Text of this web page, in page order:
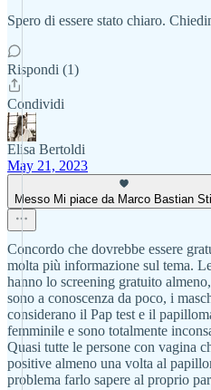
Spero di essere stato chiaro.
Rispondi (1)
Condividi
Elisa Bertoldi
May 21, 2023
Messo Mi piace da Marco Bastian
Concordo che dovrebbe essere
molta più informazione sul tema.
hanno lo screening gratuito
sono a conoscenza da poco, i
considerano il Pap test e il
femminile e sono totalmente
Quasi tutte le persone con vagina
positive almeno una volta al
problema farlo sapere al proprio